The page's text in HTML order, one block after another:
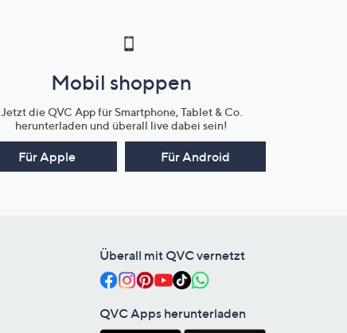
Mobil shoppen
Jetzt die QVC App für Smartphone, Tablet & Co.
herunterladen und überall live dabei sein!
Für Apple Für Android
Überall mit QVC vernetzt
QVC Apps herunterladen